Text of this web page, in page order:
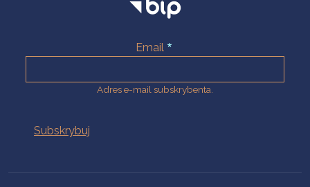
Email
Adres e-mail subskrybenta.